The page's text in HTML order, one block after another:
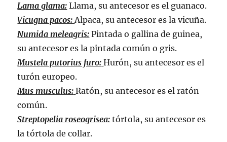
Lama glama: Llama, su antecesor es el guanaco.
Vicugna pacos:Alpaca, su antecesor es la vicuña.
Numida meleagris: Pintada o gallina de guinea,
su antecesor es la pintada común o gris.
Mustela putorius furo: Hurón, su antecesor es el
turón europeo.
Mus musculus: Ratón, su antecesor es el ratón
común.
Streptopelia roseogrisea: tórtola, su antecesor es
la tórtola de collar.